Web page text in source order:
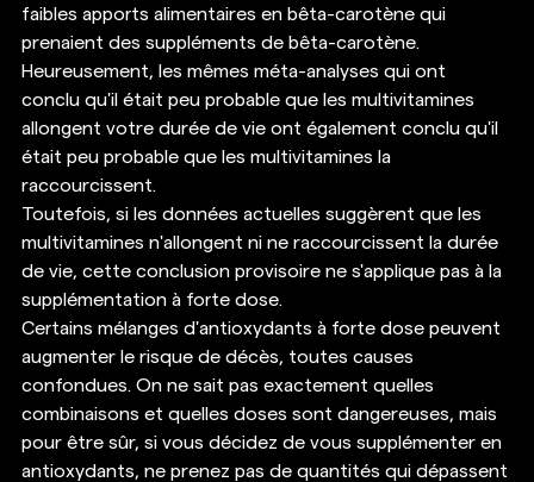
faibles apports alimentaires en bêta-carotène qui
prenaient des suppléments de bêta-carotène.
Heureusement, les mêmes méta-analyses qui ont
conclu qu'il était peu probable que les multivitamines
allongent votre durée de vie ont également conclu qu'il
était peu probable que les multivitamines la
raccourcissent.
Toutefois, si les données actuelles suggèrent que les
multivitamines n'allongent ni ne raccourcissent la durée
de vie, cette conclusion provisoire ne s'applique pas à la
supplémentation à forte dose.
Certains mélanges d'antioxydants à forte dose peuvent
augmenter le risque de décès, toutes causes
confondues. On ne sait pas exactement quelles
combinaisons et quelles doses sont dangereuses, mais
pour être sûr, si vous décidez de vous supplémenter en
antioxydants, ne prenez pas de quantités qui dépassent